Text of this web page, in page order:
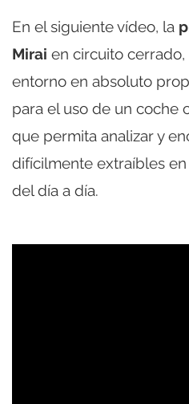
En el siguiente vídeo, la
Mirai en circuito
entorno en absoluto
para el uso de un coche
que permita analizar y
difícilmente extraíbles
del día a día.